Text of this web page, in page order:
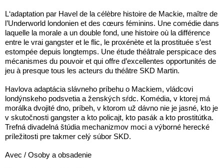
L‘adaptation par Havel de la célèbre histoire de Mackie, maître de
l’Underworld londonien et des cœurs féminins. Une comédie dans
laquelle la morale a un double fond, une histoire où la différence
entre le vrai gangster et le flic, le proxénète et la prostituée s’est
estompée depuis longtemps. Une étude théâtrale perspicace des
mécanismes du pouvoir et qui offre d’excellentes opportunités de
jeu à presque tous les acteurs du théâtre SKD Martin.
Havlova adaptácia slávneho príbehu o Mackiem, vládcovi
londýnskeho podsvetia a ženských sŕdc. Komédia, v ktorej má
morálka dvojité dno, príbeh, v ktorom už dávno nie je jasné, kto je
v skutočnosti gangster a kto policajt, kto pasák a kto prostitútka.
Trefná divadelná štúdia mechanizmov moci a výborné herecké
príležitosti pre takmer celý súbor SKD.
Avec / Osoby a obsadenie